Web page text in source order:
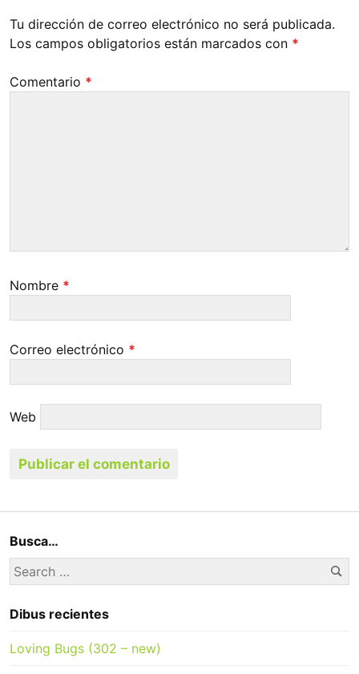
Tu dirección de correo electrónico no será publicada.
Los campos obligatorios están marcados con *
Comentario *
Nombre *
Correo electrónico *
Web
Busca…
Search
for:
Dibus recientes
Loving Bugs (302 – new)